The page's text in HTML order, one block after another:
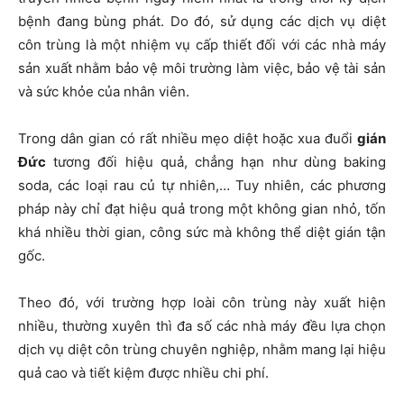
bệnh đang bùng phát. Do đó, sử dụng các dịch vụ diệt
côn trùng là một nhiệm vụ cấp thiết đối với các nhà máy
sản xuất nhằm bảo vệ môi trường làm việc, bảo vệ tài sản
và sức khỏe của nhân viên.
Trong dân gian có rất nhiều mẹo diệt hoặc xua đuổi gián
Đức tương đối hiệu quả, chẳng hạn như dùng baking
soda, các loại rau củ tự nhiên,… Tuy nhiên, các phương
pháp này chỉ đạt hiệu quả trong một không gian nhỏ, tốn
khá nhiều thời gian, công sức mà không thể diệt gián tận
gốc.
Theo đó, với trường hợp loài côn trùng này xuất hiện
nhiều, thường xuyên thì đa số các nhà máy đều lựa chọn
dịch vụ diệt côn trùng chuyên nghiệp, nhằm mang lại hiệu
quả cao và tiết kiệm được nhiều chi phí.